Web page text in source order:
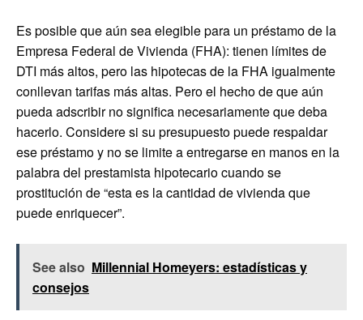
Es posible que aún sea elegible para un préstamo de la
Empresa Federal de Vivienda (FHA): tienen límites de
DTI más altos, pero las hipotecas de la FHA igualmente
conllevan tarifas más altas. Pero el hecho de que aún
pueda adscribir no significa necesariamente que deba
hacerlo. Considere si su presupuesto puede respaldar
ese préstamo y no se limite a entregarse en manos en la
palabra del prestamista hipotecario cuando se
prostitución de “esta es la cantidad de vivienda que
puede enriquecer”.
See also Millennial Homeyers: estadísticas y
consejos